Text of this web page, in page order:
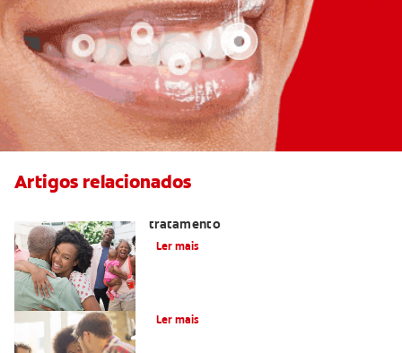
Artigos relacionados
tratamento
Ler mais
Ler mais